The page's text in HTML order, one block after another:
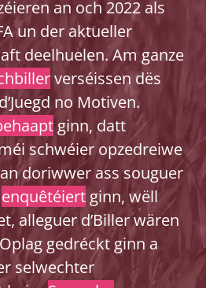
an och 2022 als
un der aktueller
deelhuelen. Am ganze
verséissen dës
no Motiven.
ginn, datt
schwéier opzedreiwe
doriwwer ass souguer
enquêtéiert ginn, wëll
alleguer d’Biller wären
Oplag gedréckt ginn a
selwechter